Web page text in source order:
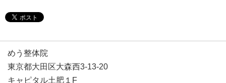
めう整体院
東京都大田区大森西3-13-20
キャピタル土肥１F